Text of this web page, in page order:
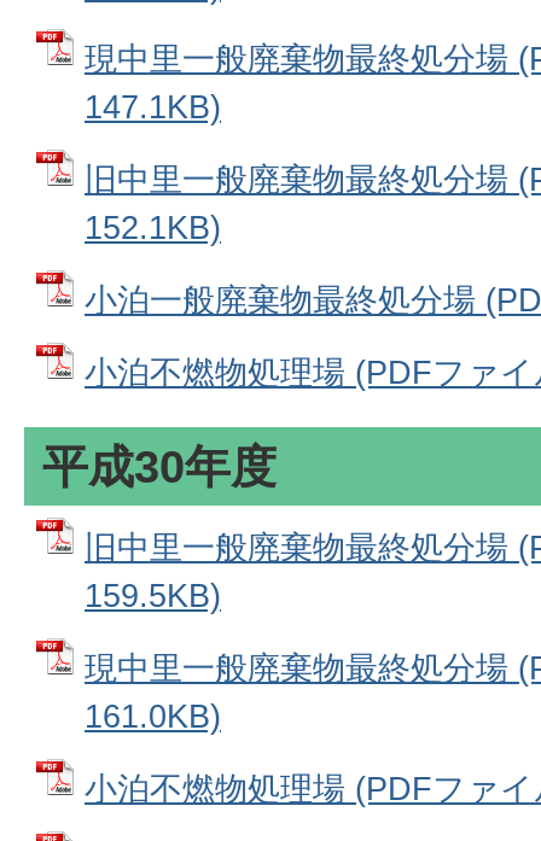
現中里一般廃棄物最終処分場
147.1KB)
旧中里一般廃棄物最終処分場
152.1KB)
小泊一般廃棄物最終処分場
小泊不燃物処理場 (PDFファ
平成30年度
旧中里一般廃棄物最終処分場
159.5KB)
現中里一般廃棄物最終処分場
161.0KB)
小泊不燃物処理場 (PDFファ